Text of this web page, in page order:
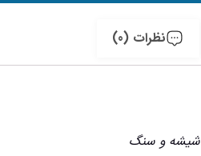
نظرات (0)
شیشه و سنگ